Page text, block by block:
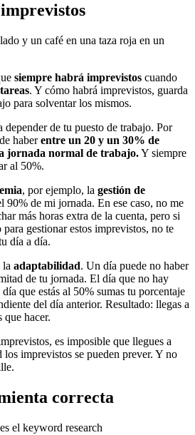
siempre habrá imprevistos cuando
. Y cómo habrá imprevistos, guarda
para solventar los mismos.
de tu puesto de trabajo. Por
haberentre un 20 y un 30% de
jornada normal de trabajo.Y siempre
al 50%.
, por ejemplo, la gestión de
90% de mi jornada. En ese caso, no me
más horas extra de la cuenta, pero si
gestionar estos imprevistos, no te
día a día.
la adaptabilidad. Un día puede no haber
de tu jornada. El día que no hay
que estás al 50% sumas tu porcentaje
del día anterior. Resultado: llegas a
que hacer.
es imposible que llegues a
imprevistos se pueden prever. Y no
correcta